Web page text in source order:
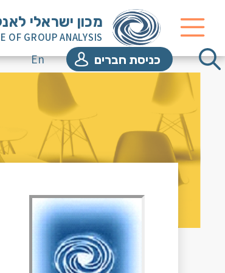
מכון ישראלי
OF GROUP ANALYSIS
כניסת חברים En